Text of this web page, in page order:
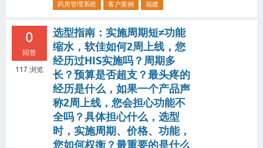
药房管理系统
客户案例 福建
0
回答
117 浏览
选型指南：实施周期短≠功能
缩水，软佳如何2周上线，您
经历过HIS实施吗？周期多
长？预算是否超支？最头疼的
经历是什么，如果一个产品声
称2周上线，您会担心功能不
全吗？具体担心什么，选型
时，实施周期、价格、功能，
您如何权衡？最重要的是什么